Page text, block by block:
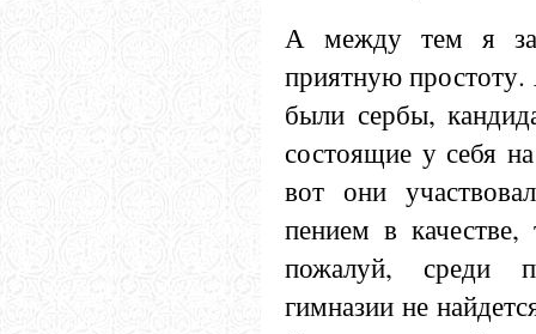
А между тем я
приятную простоту.
были сербы,
состоящие у себя
вот они
пением в
пожалуй, среди
гимназии не